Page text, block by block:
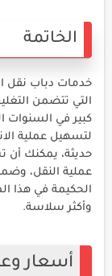
الخاتمة
خدمات دباب نقل
التي تتضمن
كبير في السنوات
لتسهيل عملية
حديثة، يمكنك أن
عملية النقل،
الحكيمة في هذا
وأكثر سلاسة.
أسعار